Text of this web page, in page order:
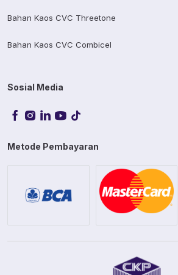
Bahan Kaos CVC Threetone
Bahan Kaos CVC Combicel
Sosial Media
Metode Pembayaran